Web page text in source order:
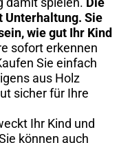
Unterhaltung. Sie
wie gut Ihr Kind
sofort erkennen
Sie einfach
aus Holz
sicher für Ihre
Ihr Kind und
können auch